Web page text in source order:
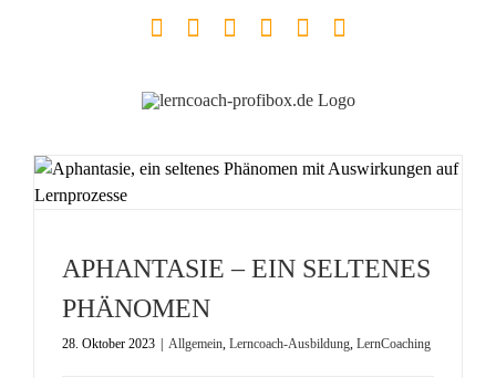
FacebookYouTubeInstagram
LinkedInTelefon
APHANTASIE – EIN SELTENES
PHÄNOMEN
28. Oktober 2023 Allgemein, Lerncoach-Ausbildung, LernCoaching